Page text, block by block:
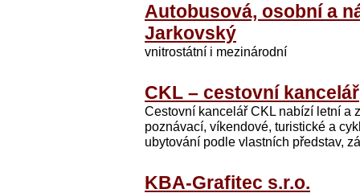
Autobusová, osobní a
Jarkovský
vnitrostátní i mezinárodní
CKL – cestovní kancelář
Cestovní kancelář CKL nabízí letní a
poznávací, víkendové, turistické a
ubytování podle vlastních představ,
KBA-Grafitec s.r.o.